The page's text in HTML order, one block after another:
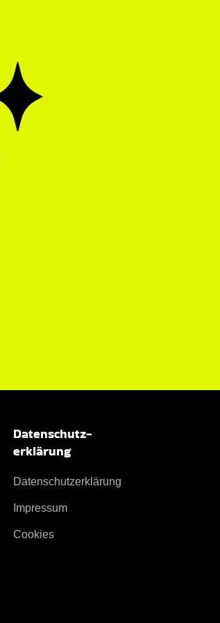
Datenschutz­
erklärung
Datenschutz­erklärung
Impressum
Cookies